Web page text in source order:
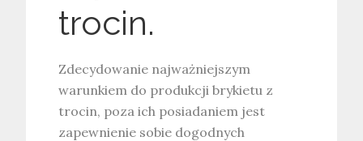
trocin.
Zdecydowanie najważniejszym
warunkiem do produkcji brykietu z
trocin, poza ich posiadaniem jest
zapewnienie sobie dogodnych